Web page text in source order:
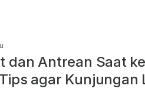
dan Antrean Saat
agar Kunjungan